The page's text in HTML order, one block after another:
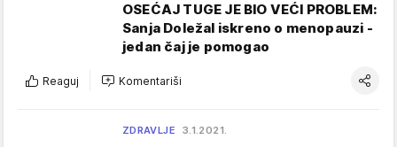
OSEĆAJ TUGE JE BIO VEĆI PROBLEM:
Sanja Doležal iskreno o menopauzi -
jedan čaj je pomogao
Reaguj Komentariši
ZDRAVLJE 3.1.2021.